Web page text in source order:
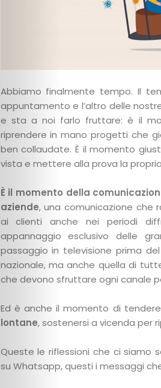
Abbiamo finalmente tempo. Il
appuntamento e l’altro delle
e sta a noi farlo fruttare: è il
riprendere in mano progetti che
ben collaudate. È il momento
vista e mettere alla prova la
È il momento della
aziende, una comunicazione che
ai clienti anche nei periodi
appannaggio esclusivo delle
passaggio in televisione prima
nazionale, ma anche quella di
che devono sfruttare ogni canale
Ed è anche il momento di
lontane, sostenersi a vicenda per
Queste le riflessioni che ci siamo
su Whatsapp, questi i messaggi